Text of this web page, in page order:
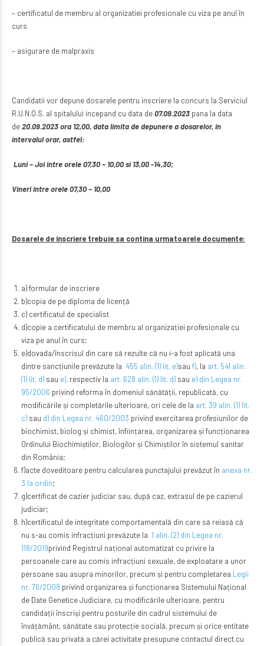
– certificatul de membru al organizatiei profesionale cu viza pe anul în
curs
– asigurare de malpraxis
Candidatii vor depune dosarele pentru inscriere la concurs la Serviciul
R.U.N.O.S. al spitalului incepand cu data de07.09.2023 pana la data
de20.09.2023 ora 12,00, data limita de depunere a dosarelor, in
intervalul orar, astfel:
Luni – Joi intre orele 07,30 – 10,00 si 13,00 -14,30;
Vineri intre orele 07,30 – 10,00
Dosarele de inscriere trebuie sa contina urmatoarele documente:
a) formular de inscriere
b)copia de pe diploma de licență
c) certificatul de specialist
d)copie a certificatului de membru al organizației profesionale cu
viza pe anul în curs;
e)dovada/înscrisul din care să rezulte că nu i-a fost aplicată una
dintre sancțiunile prevăzute la 455 alin. (1) lit. e)sau f), la art. 541 alin.
(1) lit. d)sau e),respectiv la art. 628 alin. (1) lit. d)sau e) din Legea nr.
95/2006 privind reforma în domeniul sănătății, republicată, cu
modificările și completările ulterioare, ori cele de la art. 39 alin. (1) lit.
c)sau d) din Legea nr. 460/2003 privind exercitarea profesiunilor de
biochimist, biolog și chimist, înființarea, organizarea și funcționarea
Ordinului Biochimiștilor, Biologilor și Chimiștilor în sistemul sanitar
din România;
f)acte doveditoare pentru calcularea punctajului prevăzut în anexa nr.
3 la ordin;
g)certificat de cazier judiciar sau, după caz, extrasul de pe cazierul
judiciar;
h)certificatul de integritate comportamentală din care să reiasă că
nu s-au comis infracțiuni prevăzute la 1 alin. (2) din Legea nr.
118/2019privind Registrul național automatizat cu privire la
persoanele care au comis infracțiuni sexuale, de exploatare a unor
persoane sau asupra minorilor, precum și pentru completarea Legii
nr. 76/2008 privind organizarea și funcționarea Sistemului Național
de Date Genetice Judiciare, cu modificările ulterioare, pentru
candidații înscriși pentru posturile din cadrul sistemului de
învățământ, sănătate sau protecție socială, precum și orice entitate
publică sau privată a cărei activitate presupune contactul direct cu